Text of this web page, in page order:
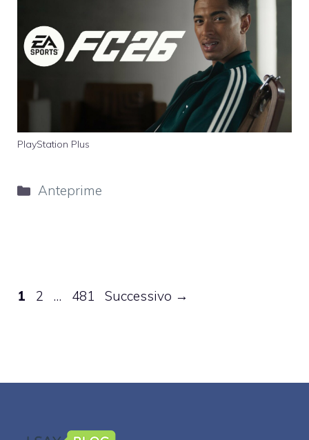
PlayStation Plus
Categorie
Anteprime
Pagina
1 Pagina
2 … Pagina
481 Successivo →